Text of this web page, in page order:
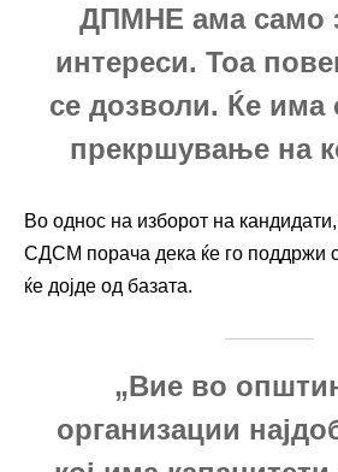
ДПМНЕ ама само
интереси. Тоа
се дозволи. Ќе има
прекршување на
Во однос на изборот на
СДСМ порача дека ќе го поддржи
ќе дојде од базата.
„Вие во
организации